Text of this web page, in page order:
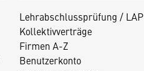
Lehrabschlussprüfung / LAP
Kollektivverträge
Firmen A-Z
Benutzerkonto